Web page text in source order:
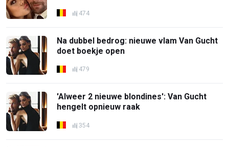
474
Na dubbel bedrog: nieuwe vlam Van Gucht
doet boekje open
479
'Alweer 2 nieuwe blondines': Van Gucht
hengelt opnieuw raak
354